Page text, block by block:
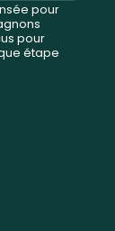
pour
pour
étape